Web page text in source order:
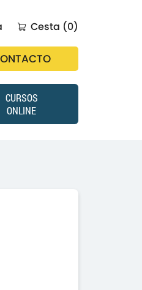
Cesta (0)
CURSOS
ONLINE